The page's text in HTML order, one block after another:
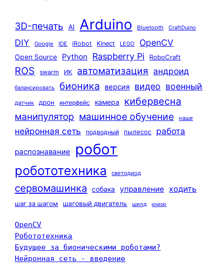
3D-печать AI Arduino Bluetooth CraftDuino
DIY Google IDE iRobot Kinect LEGO OpenCV
Open Source Python Raspberry Pi RoboCraft
ROS swarm ИК автоматизация андроид
балансировать бионика версия видео военный
датчик дрон интерфейс камера кибервесна
манипулятор машинное обучение наше
нейронная сеть подводный пылесос работа
распознавание робот
робототехника светодиод
сервомашинка собака управление ходить
шаг за шагом шаговый двигатель шилд юмор
OpenCV
Робототехника
Будущее за бионическими роботами?
Нейронная сеть - введение